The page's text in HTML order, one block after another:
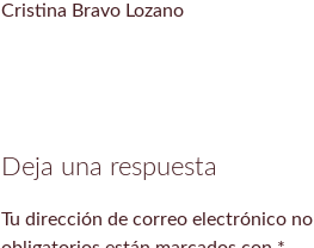
Cristina Bravo Lozano
Deja una respuesta
Tu dirección de correo electrónico